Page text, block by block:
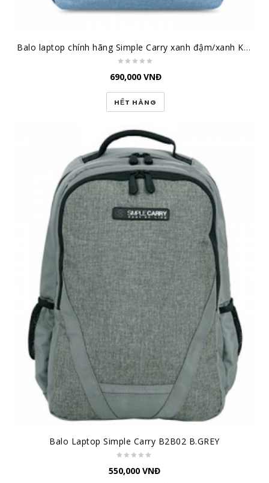
Balo laptop chính hãng Simple Carry xanh đậm/xanh K5 Navy/Blue
690,000 VNĐ
HẾT HÀNG
Balo Laptop Simple Carry B2B02 B.GREY
550,000 VNĐ